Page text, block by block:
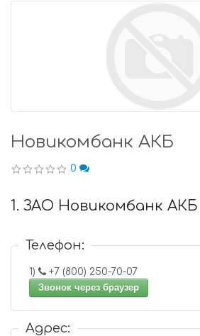
Новикомбанк АКБ
0
1. ЗАО Новикомбанк АКБ
Телефон:
1)
+7 (800) 250-70-07
Звонок через браузер
Адрес: